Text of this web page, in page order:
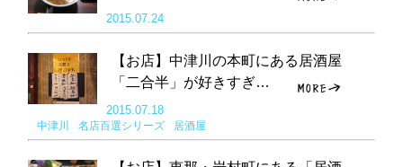
2015.07.24
【お店】中津川の本町にある居酒屋
「二合半」が好きすぎ…
2015.07.18
中津川 名店百選シリーズ 居酒屋